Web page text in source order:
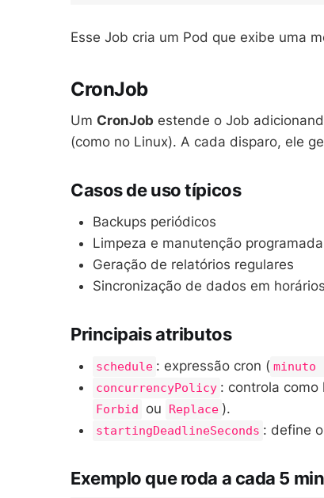
Esse Job cria um Pod que exibe uma
CronJob
Um CronJob estende o Job
(como no Linux). A cada disparo, ele
Casos de uso típicos
Backups periódicos
Limpeza e manutenção programada
Geração de relatórios regulares
Sincronização de dados em
Principais atributos
schedule : expressão cron ( minuto
concurrencyPolicy : controla como
Forbid ou Replace ).
startingDeadlineSeconds : define
Exemplo que roda a cada 5